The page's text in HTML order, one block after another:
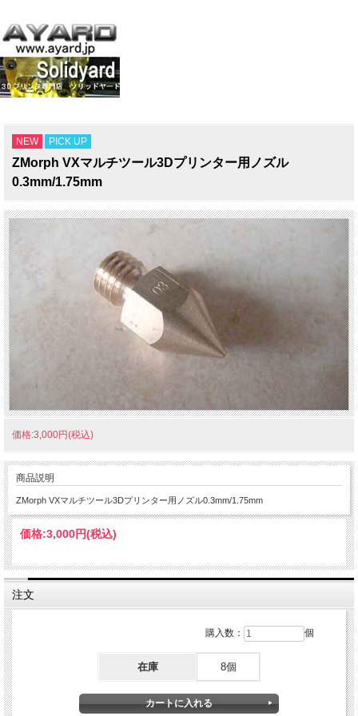
NEW PICK UP
ZMorph VXマルチツール3Dプリンター用ノズル
0.3mm/1.75mm
価格:3,000円(税込)
商品説明
ZMorph VXマルチツール3Dプリンター用ノズル0.3mm/1.75mm
価格:3,000円(税込)
注文
購入数： 個
在庫 8個